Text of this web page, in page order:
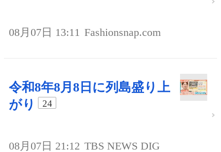
08月07日 13:11 Fashionsnap.com
令和8年8月8日に列島盛り上
がり
24
08月07日 21:12 TBS NEWS DIG